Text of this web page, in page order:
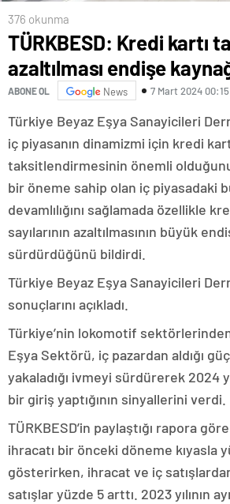
376 okunma
TÜRKBESD: Kredi kartı
azaltılması endişe
ABONE OL News 7 Mart 2024 00:15
Türkiye Beyaz Eşya Sanayicileri
iç piyasanın dinamizmi için kredi
taksitlendirmesinin önemli
bir öneme sahip olan iç piyasadaki
devamlılığını sağlamada özellikle
sayılarının azaltılmasının büyük
sürdürdüğünü bildirdi.
Türkiye Beyaz Eşya Sanayicileri
sonuçlarını açıkladı.
Türkiye’nin lokomotif
Eşya Sektörü, iç pazardan aldığı
yakaladığı ivmeyi sürdürerek 2024
bir giriş yaptığının sinyallerini verdi.
TÜRKBESD’in paylaştığı rapora göre
ihracatı bir önceki döneme kıyasla
gösterirken, ihracat ve iç
satışlar yüzde 5 arttı. 2023 yılının